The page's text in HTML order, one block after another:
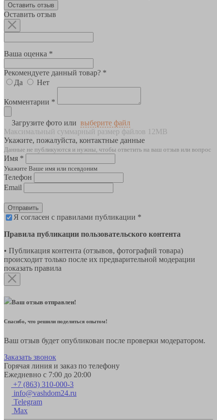
Оставить отзыв
Оставить отзыв
Ваша оценка *
Рекомендуете данный товар? *
Да
Нет
Комментарии *
Загрузите фото или выберите файл
Максимальный суммарный размер файлов 12MB
Укажите, пожалуйста, контактные данные
Данные не публикуются и нужны, чтобы ответить на ваш отзыв или вопрос
Имя *
Укажите Ваше имя или псевдоним
Телефон
Email
Отправить
Я согласен с правилами публикации *
Правила публикации пользовательского контента
• Публикация контента (отзывов, фотографий товара)
происходит только после их предварительной модерации
показать правила
Ваш отзыв отправлен!
Спасибо, что решили поделиться опытом!
Ваш отзыв будет опубликован после проверки модератором.
Заказать звонок
Горячая линия и заказ по телефону
Ежедневно с 7:00 до 20:00
+7 (863) 310-000-3
info@vashdom24.ru
Telegram
Max